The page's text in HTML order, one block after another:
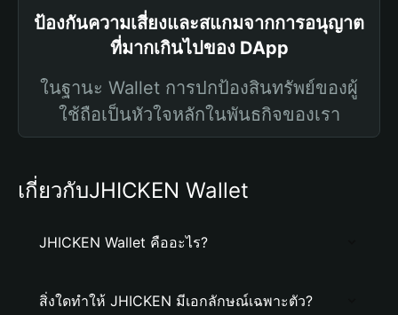
ป้องกันความเสี่ยงและสแกมจากการอนุญาต
ที่มากเกินไปของ DApp
ในฐานะ Wallet การปกป้องสินทรัพย์ของผู้
ใช้ถือเป็นหัวใจหลักในพันธกิจของเรา
เกี่ยวกับJHICKEN Wallet
JHICKEN Wallet คืออะไร?
สิ่งใดทำให้ JHICKEN มีเอกลักษณ์เฉพาะตัว?